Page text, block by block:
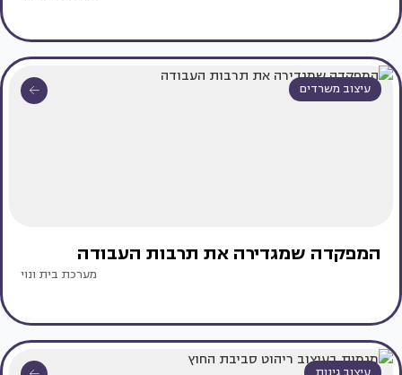
עיצוב משרדים
המפקדה שמגדירה את תרבות העבודה
מערכת בית ונוי